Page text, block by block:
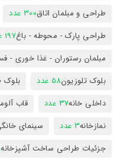
طراحی و مبلمان اتاق300 عدد
طراحی پارک - محوطه - باغ197 عدد
مبلمان رستوران - غذا خوری -
بلوک تلوزیون58 عدد بلوک
داخلی خانه37 عدد قاب
نمازخانه3 عدد سینمای
جزئیات طراحی ساخت آشپزخانه